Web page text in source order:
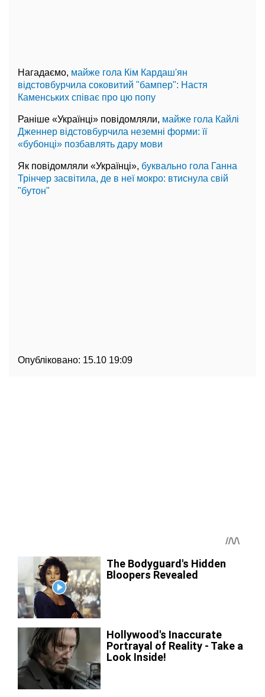
Нагадаємо, майже гола Кім Кардаш'ян
відстовбурчила соковитий "бампер": Настя
Каменських співає про цю попу
Раніше «Українці» повідомляли, майже гола Кайлі
Дженнер відстовбурчила неземні форми: її
«бубонці» позбавлять дару мови
Як повідомляли «Українці», буквально гола Ганна
Трінчер засвітила, де в неї мокро: втиснула свій
"бутон"
Опубліковано: 15.10 19:09